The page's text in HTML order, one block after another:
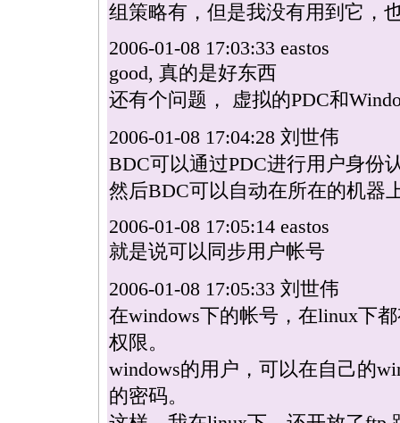
组策略有，但是我没有用到它，
2006-01-08 17:03:33 eastos
good, 真的是好东西
还有个问题， 虚拟的PDC和
2006-01-08 17:04:28 刘世伟
BDC可以通过PDC进行用户身份
然后BDC可以自动在所在的机器
2006-01-08 17:05:14 eastos
就是说可以同步用户帐号
2006-01-08 17:05:33 刘世伟
在windows下的帐号，在linux下
权限。
windows的用户，可以在自己的
的密码。